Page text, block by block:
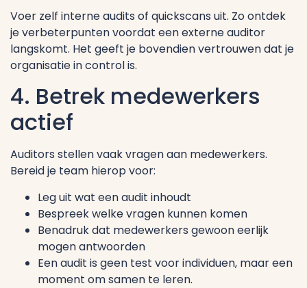
Voer zelf interne audits of quickscans uit. Zo ontdek
je verbeterpunten voordat een externe auditor
langskomt. Het geeft je bovendien vertrouwen dat je
organisatie in control is.
4. Betrek medewerkers
actief
Auditors stellen vaak vragen aan medewerkers.
Bereid je team hierop voor:
Leg uit wat een audit inhoudt
Bespreek welke vragen kunnen komen
Benadruk dat medewerkers gewoon eerlijk
mogen antwoorden
Een audit is geen test voor individuen, maar een
moment om samen te leren.